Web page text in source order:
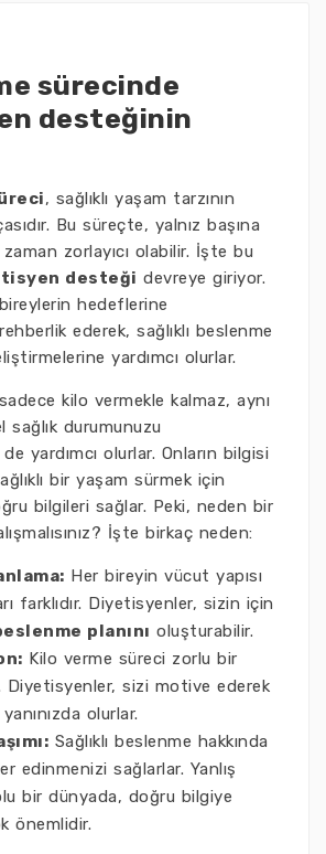
sürecinde
desteğinin
, sağlıklı yaşam tarzının
Bu süreçte, yalnız başına
zorlayıcı olabilir. İşte bu
desteği devreye giriyor.
hedeflerine
ederek, sağlıklı beslenme
yardımcı olurlar.
kilo vermekle kalmaz, aynı
sağlık durumunuzu
yardımcı olurlar. Onların bilgisi
bir yaşam sürmek için
bilgileri sağlar. Peki, neden bir
İşte birkaç neden:
Her bireyin vücut yapısı
farklıdır. Diyetisyenler, sizin için
planını oluşturabilir.
Kilo verme süreci zorlu bir
Diyetisyenler, sizi motive ederek
olurlar.
Sağlıklı beslenme hakkında
edinmenizi sağlarlar. Yanlış
bir dünyada, doğru bilgiye
önemlidir.